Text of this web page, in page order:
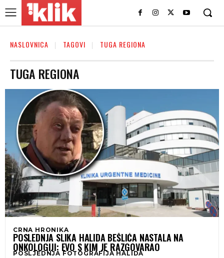
NASLOVNICA TAGOVI TUGA REGIONA
TUGA REGIONA
CRNA HRONIKA
POSLEDNJA SLIKA HALIDA BEŠLIĆA NASTALA NA
ONKOLOGIJI: EVO S KIM JE RAZGOVARAO
POSLJEDNJA FOTOGRAFIJA HALIDA